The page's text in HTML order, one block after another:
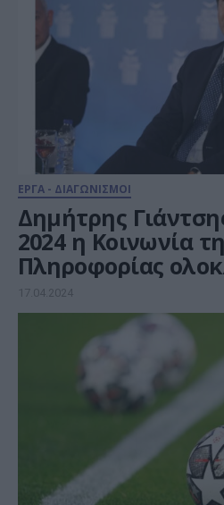
ΕΡΓΑ - ΔΙΑΓΩΝΙΣΜΟΙ
Δημήτρης
2024 η Κοινωνία
Πληροφορίας
έργα ψηφιακών
17.04.2024